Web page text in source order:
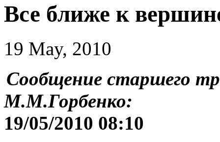
Все ближе к
19 May, 2010
Сообщение старшего
М.М.Горбенко:
19/05/2010 08:10